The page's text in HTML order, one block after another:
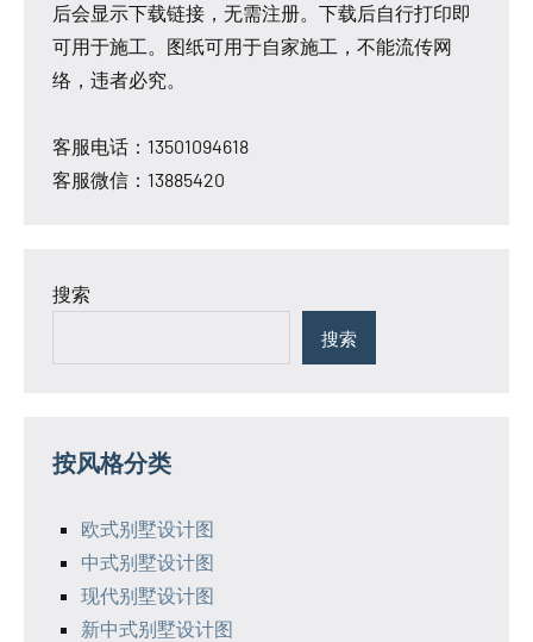
后会显示下载链接，无需注册。下载后自行打印即
可用于施工。图纸可用于自家施工，不能流传网
络，违者必究。
客服电话：13501094618
客服微信：13885420
搜索
搜索
按风格分类
欧式别墅设计图
中式别墅设计图
现代别墅设计图
新中式别墅设计图